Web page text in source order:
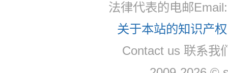
法律代表的电邮
关于本站的知识产
Contact us 联系我